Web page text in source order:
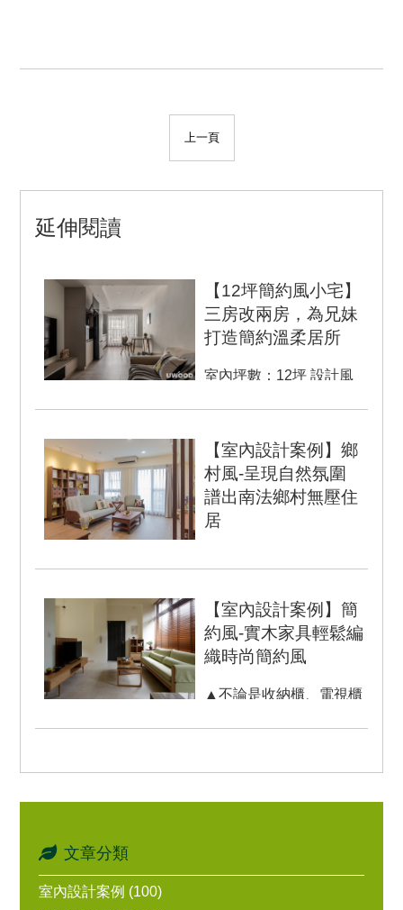
上一頁
延伸閱讀
【12坪簡約風小宅】
三房改兩房，為兄妹
打造簡約溫柔居所
室內坪數：12坪 設計風
房2廳2衛 房屋類型：...
【室內設計案例】鄉
村風-呈現自然氛圍
譜出南法鄉村無壓住
居
泥，...
【室內設計案例】簡
約風-實木家具輕鬆編
織時尚簡約風
▲不論是收納櫃、電視櫃
的質感，簡單好打理，獲
文章分類
室內設計案例 (100)